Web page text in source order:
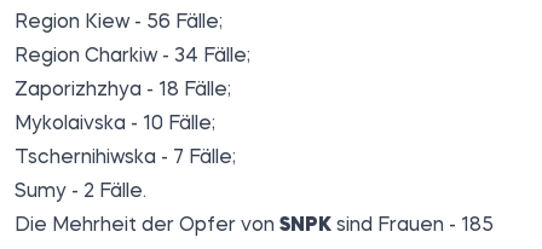
Region Kiew - 56 Fälle;
Region Charkiw - 34 Fälle;
Zaporizhzhya - 18 Fälle;
Mykolaivska - 10 Fälle;
Tschernihiwska - 7 Fälle;
Sumy - 2 Fälle.
Die Mehrheit der Opfer von SNPK sind Frauen - 185